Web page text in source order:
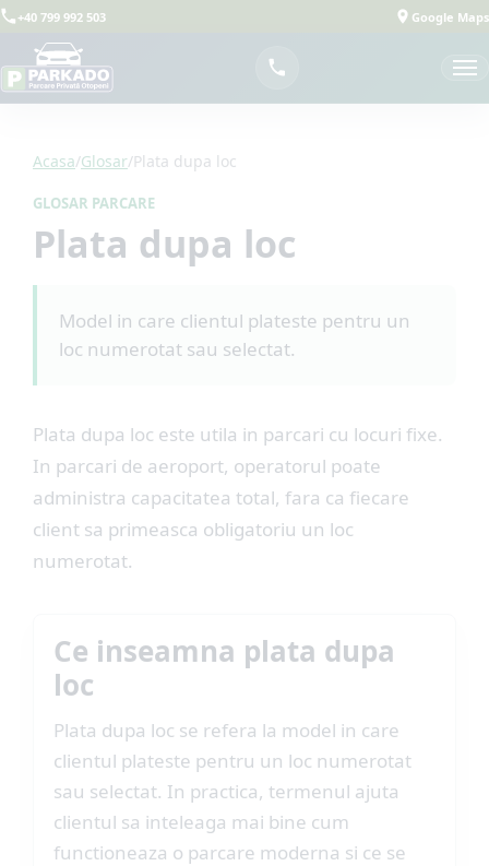
+40 799 992 503 Google Maps
Acasa/Glosar/Plata dupa loc
GLOSAR PARCARE
Plata dupa loc
Model in care clientul plateste pentru un
loc numerotat sau selectat.
Plata dupa loc este utila in parcari cu locuri fixe.
In parcari de aeroport, operatorul poate
administra capacitatea total, fara ca fiecare
client sa primeasca obligatoriu un loc
numerotat.
Ce inseamna plata dupa
loc
Plata dupa loc se refera la model in care
clientul plateste pentru un loc numerotat
sau selectat. In practica, termenul ajuta
clientul sa inteleaga mai bine cum
functioneaza o parcare moderna si ce se